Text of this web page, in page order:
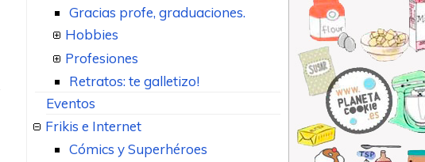
Gracias profe, graduaciones.
Hobbies
Profesiones
Retratos: te galletizo!
Eventos
Frikis e Internet
Cómics y Superhéroes